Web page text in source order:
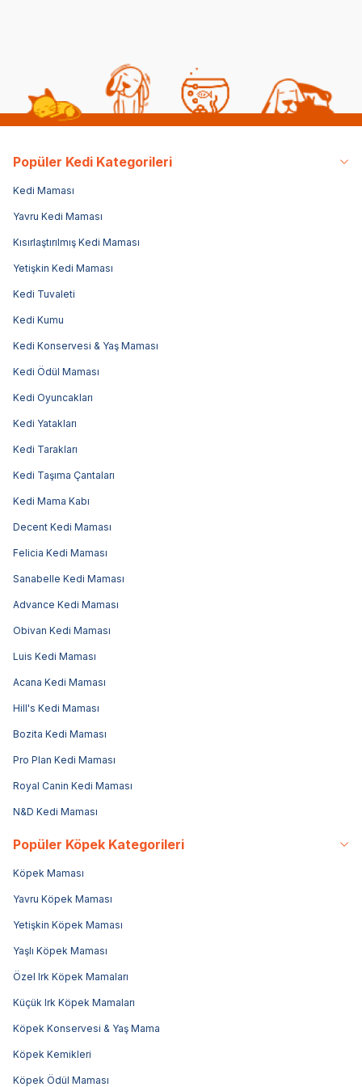
Popüler Kedi Kategorileri
Kedi Maması
Yavru Kedi Maması
Kısırlaştırılmış Kedi Maması
Yetişkin Kedi Maması
Kedi Tuvaleti
Kedi Kumu
Kedi Konservesi & Yaş Maması
Kedi Ödül Maması
Kedi Oyuncakları
Kedi Yatakları
Kedi Tarakları
Kedi Taşıma Çantaları
Kedi Mama Kabı
Decent Kedi Maması
Felicia Kedi Maması
Sanabelle Kedi Maması
Advance Kedi Maması
Obivan Kedi Maması
Luis Kedi Maması
Acana Kedi Maması
Hill's Kedi Maması
Bozita Kedi Maması
Pro Plan Kedi Maması
Royal Canin Kedi Maması
N&D Kedi Maması
Popüler Köpek Kategorileri
Köpek Maması
Yavru Köpek Maması
Yetişkin Köpek Maması
Yaşlı Köpek Maması
Özel Irk Köpek Mamaları
Küçük Irk Köpek Mamaları
Köpek Konservesi & Yaş Mama
Köpek Kemikleri
Köpek Ödül Maması